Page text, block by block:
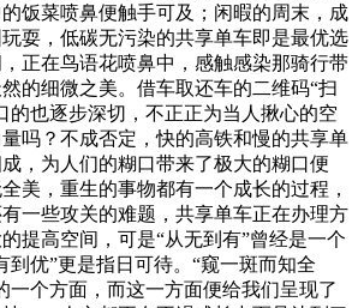
饭菜喷鼻便触手可及；闲暇的周末，成
耍，低碳无污染的共享单车即是最优选
正在鸟语花喷鼻中，感触感染那骑行带
的细微之美。借车取还车的二维码“扫
的也逐步深切，不正正为当人揪心的空
吗？不成否定，快的高铁和慢的共享单
，为人们的糊口带来了极大的糊口便
美，重生的事物都有一个成长的过程，
一些攻关的难题，共享单车正在办理方
提高空间，可是“从无到有”曾经是一个
到优”更是指日可待。“窥一斑而知全
一个方面，而这一方面便给我们呈现了